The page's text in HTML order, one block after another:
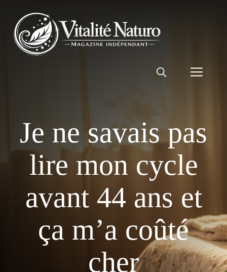
contenu
Je ne savais pas
lire mon cycle
avant 44 ans et
ça m’a coûté
cher